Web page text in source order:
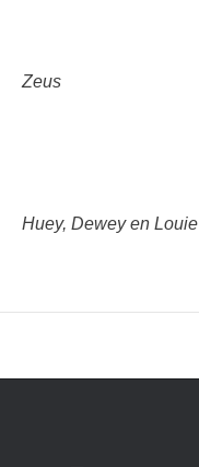
Zeus
Huey, Dewey en Louie